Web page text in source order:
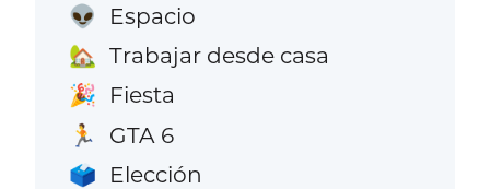
👽 Espacio
🏡 Trabajar desde casa
🎉 Fiesta
🏃 GTA 6
🗳️ Elección